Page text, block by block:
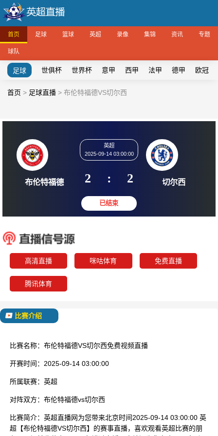
首页 足球 篮球 英超 录像 集锦 资讯 专题
球队
足球 世俱杯 世界杯 意甲 西甲 法甲 德甲 欧冠
首页 > 足球直播 > 布伦特福德VS切尔西
英超
2 : 2
高清直播 咪咕体育 免费直播
腾讯体育
比赛介绍
比赛名称： 布伦特福德VS切尔西免费视频直播
开赛时间： 2025-09-14 03:00:00
所属联赛： 英超
对阵双方： 布伦特福德vs切尔西
比赛简介： 英超直播网为您带来北京时间2025-09-14 03:00:00 英
超【布伦特福德VS切尔西】的赛事直播，喜欢观看英超比赛的朋